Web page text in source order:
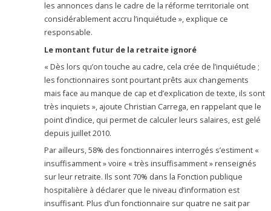
les annonces dans le cadre de la réforme territoriale ont
considérablement accru l’inquiétude », explique ce
responsable.
Le montant futur de la retraite ignoré
« Dès lors qu’on touche au cadre, cela crée de l’inquiétude ;
les fonctionnaires sont pourtant prêts aux changements
mais face au manque de cap et d’explication de texte, ils sont
très inquiets », ajoute Christian Carrega, en rappelant que le
point d’indice, qui permet de calculer leurs salaires, est gelé
depuis juillet 2010.
Par ailleurs, 58% des fonctionnaires interrogés s’estiment «
insuffisamment » voire « très insuffisamment » renseignés
sur leur retraite. Ils sont 70% dans la Fonction publique
hospitalière à déclarer que le niveau d’information est
insuffisant. Plus d’un fonctionnaire sur quatre ne sait par